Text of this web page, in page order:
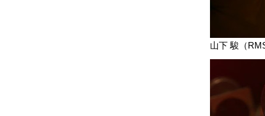
山下 駿（